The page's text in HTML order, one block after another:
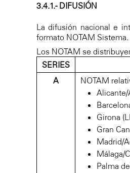
3.4.1.- DIFUSIÓN
La difusión nacional e
formato NOTAM Sistema.
Los NOTAM se
SERIES
A
NOTAM
Alicante/
Girona
Gran
Madrid/
Málaga/
Palma